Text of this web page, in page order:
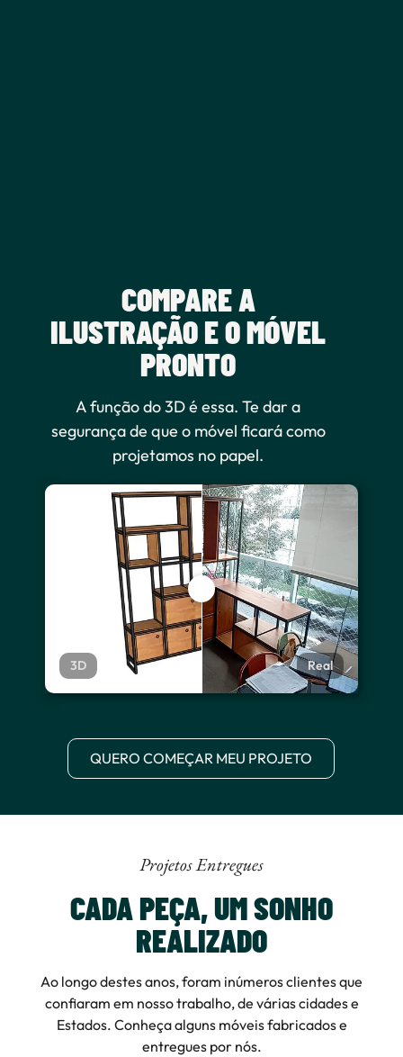
COMPARE A
ILUSTRAÇÃO E O MÓVEL
PRONTO
A função do 3D é essa. Te dar a
segurança de que o móvel ficará como
projetamos no papel.
3D Real
QUERO COMEÇAR MEU PROJETO
Projetos Entregues
CADA PEÇA, UM SONHO
REALIZADO
Ao longo destes anos, foram inúmeros clientes que
confiaram em nosso trabalho, de várias cidades e
Estados. Conheça alguns móveis fabricados e
entregues por nós.